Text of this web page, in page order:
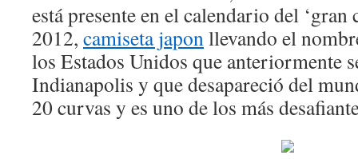
está presente en el calendario del ‘gran
2012, camiseta japonllevando el
los Estados Unidos que anteriormente
Indianapolis y que desapareció del
20 curvas y es uno de los más